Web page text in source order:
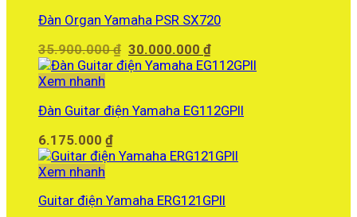
Đàn Organ Yamaha PSR SX720
35.900.000₫ Giá
gốc
30.000.000₫Giá
hiện
30.000.000 ₫.
Xem nhanh
Đàn Guitar điện Yamaha EG112GPII
6.175.000 ₫
Xem nhanh
Guitar điện Yamaha ERG121GPII